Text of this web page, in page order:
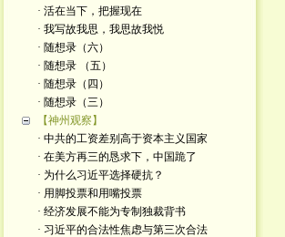
· 活在当下，把握现在
· 我写故我思，我思故我悦
· 随想录（六）
· 随想录 （五）
· 随想录（四）
· 随想录（三）
【神州观察】
· 中共的工资差别高于资本主义国家
· 在美方再三的恳求下，中国跪了
· 为什么习近平选择硬抗？
· 用脚投票和用嘴投票
· 经济发展不能为专制独裁背书
· 习近平的合法性焦虑与第三次合法